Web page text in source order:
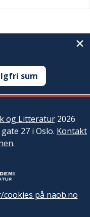
sum
og Litteratur2026
27 i Oslo. Kontakt
.
på naob.no